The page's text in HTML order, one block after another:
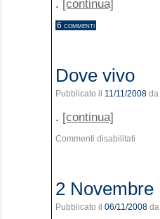
. [continua]
6 commenti
Dove vivo
Pubblicato il 11/11/2008 da
. [continua]
Commenti disabilitati
2 Novembre
Pubblicato il 06/11/2008 da